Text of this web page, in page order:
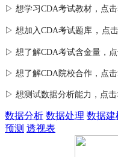
▷ 想学习CDA考试教材，点击
▷ 想加入 CDA考试题库 ， 点
▷ 想了解CDA考试含金量 ，
▷ 想了解CDA 院校合作 ，点
▷ 想测试数据分析能力，点击
数据分析 数据处理 数据建
预测 透视表